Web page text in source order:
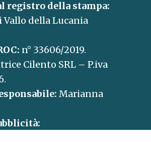
registro della stampa:
della Lucania
n° 33606/2019.
Cilento SRL – P.iva
Marianna